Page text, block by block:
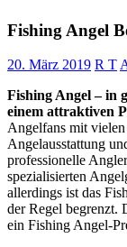
Fishing Angel
20. März 2019 R T
Fishing Angel – in
einem attraktiven
Angelfans mit
Angelausstattung
professionelle
spezialisierten
allerdings ist das
der Regel begrenzt.
ein Fishing Angel-